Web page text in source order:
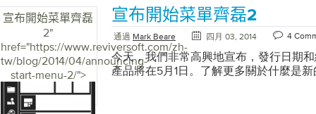
的反饋。如果您有其他想法，請在下面
menu-to-come-
back-to-windows-
8-start-menu-
reviver-2-is-
available-today/">
宣布開始菜單齊磊
2"
href="https://www.reviversoft.com/zh-
tw/blog/2014/04/announcing-
start-menu-2/">
宣布開始菜單齊磊2
通過 Mark Beare 四月 03, 2014 4
今天，我們非常高興地宣布，發行日期
產品將在5月1日。了解更多關於什麼是